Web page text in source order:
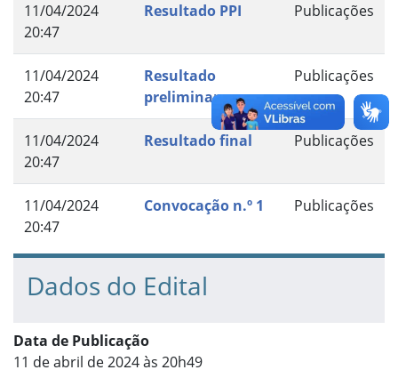
11/04/2024
20:47
Resultado PPI Publicações
11/04/2024
20:47
Resultado
preliminar
Publicações
11/04/2024
20:47
Resultado final Publicações
11/04/2024
20:47
Convocação n.º 1 Publicações
Dados do Edital
Data de Publicação
11 de abril de 2024 às 20h49